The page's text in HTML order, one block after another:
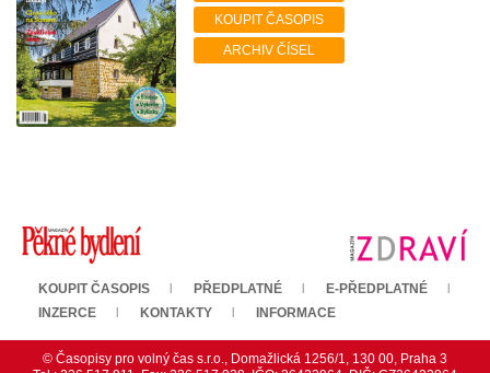
KOUPIT ČASOPIS
ARCHIV ČÍSEL
KOUPIT ČASOPIS PŘEDPLATNÉ
E-PŘEDPLATNÉ
INZERCE
KONTAKTY INFORMACE
© Časopisy pro volný čas s.r.o., Domažlická 1256/1, 130 00, Praha 3